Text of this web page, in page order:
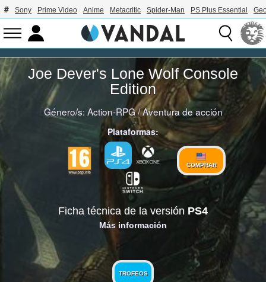
Sony Prime Video Anime Metacritic Spider-Man PS Plus Essential
Joe Dever's Lone Wolf Console
Edition
Género/s: Action-RPG/Aventura de acción
Plataformas:
COMPRAR
Ficha técnica de la versión PS4
Más información
TROFEOS